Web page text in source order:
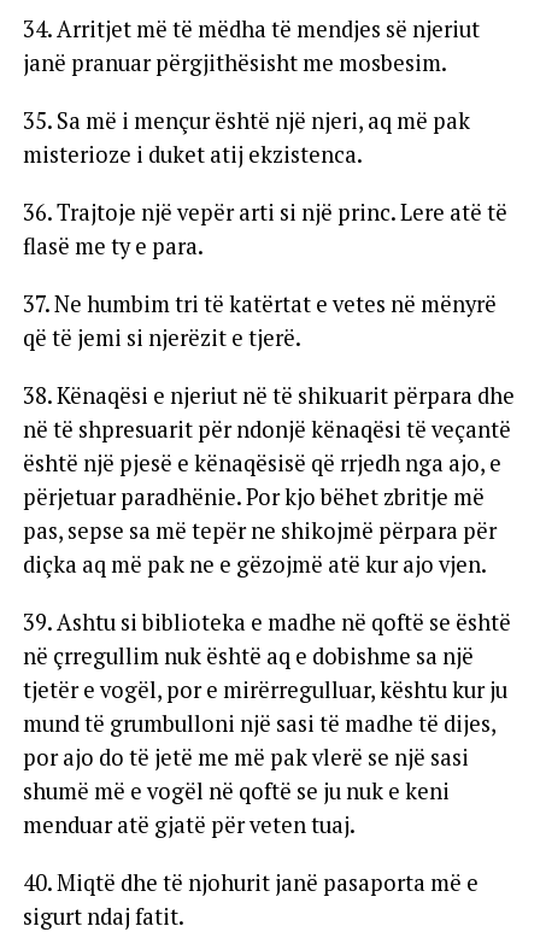
34. Arritjet më të mëdha të mendjes së njeriut
janë pranuar përgjithësisht me mosbesim.
35. Sa më i mençur është një njeri, aq më pak
misterioze i duket atij ekzistenca.
36. Trajtoje një vepër arti si një princ. Lere atë të
flasë me ty e para.
37. Ne humbim tri të katërtat e vetes në mënyrë
që të jemi si njerëzit e tjerë.
38. Kënaqësi e njeriut në të shikuarit përpara dhe
në të shpresuarit për ndonjë kënaqësi të veçantë
është një pjesë e kënaqësisë që rrjedh nga ajo, e
përjetuar paradhënie. Por kjo bëhet zbritje më
pas, sepse sa më tepër ne shikojmë përpara për
diçka aq më pak ne e gëzojmë atë kur ajo vjen.
39. Ashtu si biblioteka e madhe në qoftë se është
në çrregullim nuk është aq e dobishme sa një
tjetër e vogël, por e mirërregulluar, kështu kur ju
mund të grumbulloni një sasi të madhe të dijes,
por ajo do të jetë me më pak vlerë se një sasi
shumë më e vogël në qoftë se ju nuk e keni
menduar atë gjatë për veten tuaj.
40. Miqtë dhe të njohurit janë pasaporta më e
sigurt ndaj fatit.